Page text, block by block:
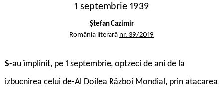
1 septembrie 1939
Ștefan Cazimir
România literară nr. 39/2019
S-au împlinit, pe 1 septembrie, optzeci de ani de la
izbucnirea celui de-Al Doilea Război Mondial, prin atacarea